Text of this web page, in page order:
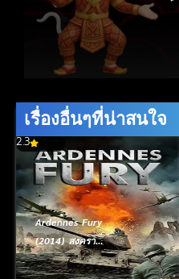
เรื่องอื่นๆที่น่าสนใจ
2.3
Ardennes Fury
(2014) สงคราม
ปฐพีเดือด